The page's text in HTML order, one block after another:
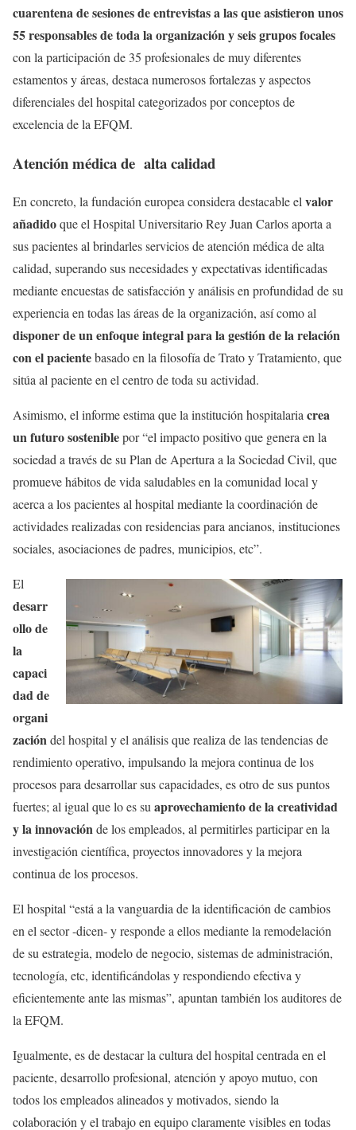
cuarentena de sesiones de entrevistas a las que asistieron unos
55 responsables de toda la organización y seis grupos focales
con la participación de 35 profesionales de muy diferentes
estamentos y áreas, destaca numerosos fortalezas y aspectos
diferenciales del hospital categorizados por conceptos de
excelencia de la EFQM.
Atención médica de alta calidad
En concreto, la fundación europea considera destacable elvalor
añadidoque el Hospital Universitario Rey Juan Carlos aporta a
sus pacientes al brindarles servicios de atención médica de alta
calidad, superando sus necesidades y expectativas identificadas
mediante encuestas de satisfacción y análisis en profundidad de su
experiencia en todas las áreas de la organización, así como al
disponer de un enfoque integral para la gestión de la relación
con el pacientebasado en la filosofía de Trato y Tratamiento, que
sitúa al paciente en el centro de toda su actividad.
Asimismo, el informe estima que la institución hospitalariacrea
un futuro sosteniblepor “el impacto positivo que genera en la
sociedad a través de su Plan de Apertura a la Sociedad Civil, que
promueve hábitos de vida saludables en la comunidad local y
acerca a los pacientes al hospital mediante la coordinación de
actividades realizadas con residencias para ancianos, instituciones
sociales, asociaciones de padres, municipios, etc”.
El
desarr
ollo de
la
capaci
dad de
organi
zacióndel hospital y el análisis que realiza de las tendencias de
rendimiento operativo, impulsando la mejora continua de los
procesos para desarrollar sus capacidades, es otro de sus puntos
fuertes; al igual que lo es suaprovechamiento de la creatividad
y la innovaciónde los empleados, al permitirles participar en la
investigación científica, proyectos innovadores y la mejora
continua de los procesos.
El hospital “está a la vanguardia de la identificación de cambios
en el sector -dicen- y responde a ellos mediante la remodelación
de su estrategia, modelo de negocio, sistemas de administración,
tecnología, etc, identificándolas y respondiendo efectiva y
eficientemente ante las mismas”, apuntan también los auditores de
la EFQM.
Igualmente, es de destacar la cultura del hospital centrada en el
paciente, desarrollo profesional, atención y apoyo mutuo, con
todos los empleados alineados y motivados, siendo la
colaboración y el trabajo en equipo claramente visibles en todas